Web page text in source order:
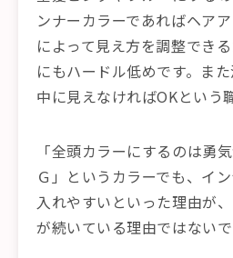
ンナーカラーであればヘア
によって見え方を調整でき
にもハードル低めです。ま
中に見えなければOKという
「全頭カラーにするのは勇
Ｇ」というカラーでも、イ
入れやすいといった理由が
が続いている理由ではない